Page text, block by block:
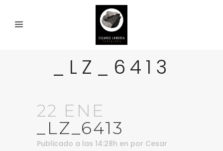
_LZ_6413
22 ENE
_LZ_6413
Publicado a las 14:28h en por Cesar